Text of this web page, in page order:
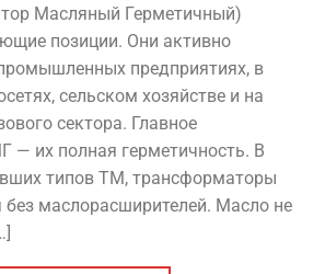
Масляный Герметичный)
позиции. Они активно
предприятиях, в
сельском хозяйстве и на
сектора. Главное
— их полная герметичность. В
типов ТМ, трансформаторы
маслорасширителей. Масло не